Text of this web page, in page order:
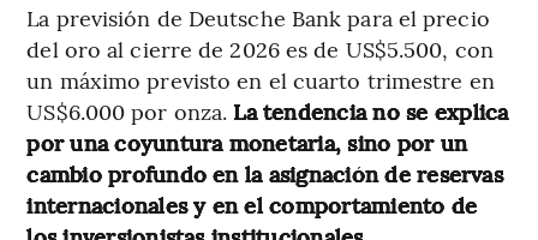
La previsión de Deutsche Bank para el precio
del oro al cierre de 2026 es de US$5.500, con
un máximo previsto en el cuarto trimestre en
US$6.000 por onza. La tendencia no se explica
por una coyuntura monetaria, sino por un
cambio profundo en la asignación de reservas
internacionales y en el comportamiento de